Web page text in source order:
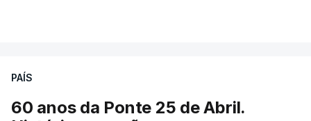
PAÍS
60 anos da Ponte 25 de Abril.